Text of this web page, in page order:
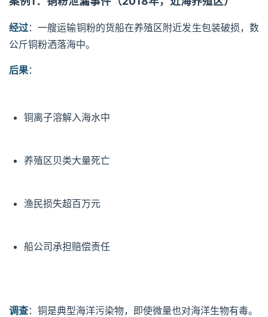
经过：一艘运输铜粉的货船在养殖区附近发生包装破损，数
公斤铜粉洒落海中。
后果：
铜离子溶解入海水中
养殖区贝类大量死亡
渔民损失超百万元
船公司承担赔偿责任
调查：铜是典型海洋污染物，即使微量也对海洋生物有毒。